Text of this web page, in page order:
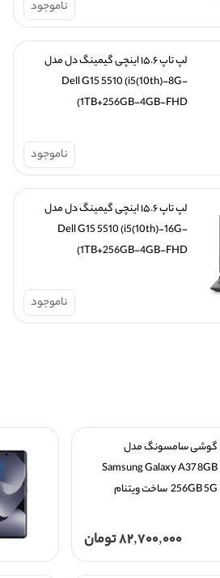
ناموجود
Dell G15 5510 (i5(10th)-8G-
1TB+256GB-4GB-FHD)
ناموجود
Dell G15 5510 (i5(10th)-16G-
1TB+256GB-4GB-FHD)
ناموجود
گوشی سامسونگ مدل
Samsung Galaxy A37 8GB
256GB 5G  ساخت ویتنام
82,700,000تومان